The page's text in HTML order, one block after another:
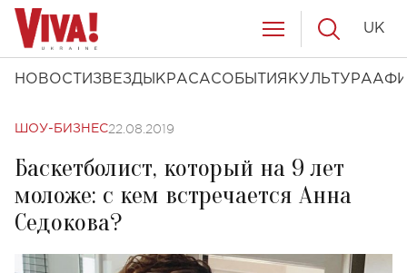
НОВОСТИ ЗВЕЗДЫ КРАСАСОБЫТИЯ КУЛЬТУРА
UK
ШОУ-БИЗНЕС22.08.2019
Баскетболист, который на 9 лет
моложе: с кем встречается Анна
Седокова?